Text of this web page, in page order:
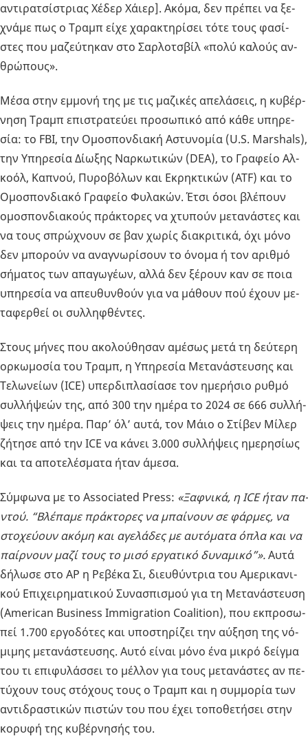
αντι­ρα­τσί­στριας Χέδερ Χάιερ]. Ακόμα, δεν πρέ­πει να ξε­
χνά­με πως ο Τραμπ είχε χα­ρα­κτη­ρί­σει τότε τους φα­σί­
στες που μα­ζεύ­τη­καν στο Σαρ­λο­τσβίλ «πολύ κα­λούς αν­
θρώ­πους».
Μέσα στην εμ­μο­νή της με τις μα­ζι­κές απε­λά­σεις, η κυ­βέρ­
νη­ση Τραμπ επι­στρα­τεύ­ει προ­σω­πι­κό από κάθε υπη­ρε­
σία: το FBI, την Ομο­σπον­δια­κή Αστυ­νο­μία (U.S. Marshals),
την Υπη­ρε­σία Δί­ω­ξης Ναρ­κω­τι­κών (DEA), το Γρα­φείο Αλ­
κο­όλ, Κα­πνού, Πυ­ρο­βό­λων και Εκρη­κτι­κών (ATF) και το
Ομο­σπον­δια­κό Γρα­φείο Φυ­λα­κών. Έτσι όσοι βλέ­πουν
ομο­σπον­δια­κούς πρά­κτο­ρες να χτυ­πούν με­τα­νά­στες και
να τους σπρώ­χνουν σε βαν χωρίς δια­κρι­τι­κά, όχι μόνο
δεν μπο­ρούν να ανα­γνω­ρί­σουν το όνομα ή τον αριθ­μό
σή­μα­τος των απα­γω­γέ­ων, αλλά δεν ξέ­ρουν καν σε ποια
υπη­ρε­σία να απευ­θυν­θούν για να μά­θουν πού έχουν με­
τα­φερ­θεί οι συλ­λη­φθέ­ντες.
Στους μήνες που ακο­λού­θη­σαν αμέ­σως μετά τη δεύ­τε­ρη
ορ­κω­μο­σία του Τραμπ, η Υπη­ρε­σία Με­τα­νά­στευ­σης και
Τε­λω­νεί­ων (ICE) υπερ­δι­πλα­σί­α­σε τον ημε­ρή­σιο ρυθμό
συλ­λή­ψε­ών της, από 300 την ημέρα το 2024 σε 666 συλ­λή­
ψεις την ημέρα. Παρ’ όλ’ αυτά, τον Μάιο ο Στί­βεν Μίλερ
ζή­τη­σε από την ICE να κάνει 3.000 συλ­λή­ψεις ημε­ρη­σί­ως
και τα απο­τε­λέ­σμα­τα ήταν άμεσα.
Σύμ­φω­να με το Associated Press: «Ξαφ­νι­κά, η ICE ήταν πα­
ντού. “Βλέ­πα­με πρά­κτο­ρες να μπαί­νουν σε φάρ­μες, να
στο­χεύ­ουν ακόμη και αγε­λά­δες με αυ­τό­μα­τα όπλα και να
παίρ­νουν μαζί τους το μισό ερ­γα­τι­κό δυ­να­μι­κό”».Αυτά
δή­λω­σε στο AP η Ρε­βέ­κα Σι, διευ­θύ­ντρια του Αμε­ρι­κα­νι­
κού Επι­χει­ρη­μα­τι­κού Συ­να­σπι­σμού για τη Με­τα­νά­στευ­ση
(American Business Immigration Coalition), που εκ­προ­σω­
πεί 1.700 ερ­γο­δό­τες και υπο­στη­ρί­ζει την αύ­ξη­ση της νό­
μι­μης με­τα­νά­στευ­σης. Αυτό είναι μόνο ένα μικρό δείγ­μα
του τι επι­φυ­λάσ­σει το μέλ­λον για τους με­τα­νά­στες αν πε­
τύ­χουν τους στό­χους τους ο Τραμπ και η συμ­μο­ρία των
αντι­δρα­στι­κών πι­στών του που έχει το­πο­θε­τή­σει στην
κο­ρυ­φή της κυ­βέρ­νη­σής του.